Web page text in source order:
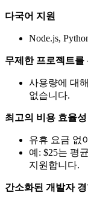
다국어 지원
Node.js,
무제한 프로젝트를
사용량에 대
없습니다.
최고의 비용 효율성
유휴 요금 없
예: $25는 평
지원합니다.
간소화된 개발자 경